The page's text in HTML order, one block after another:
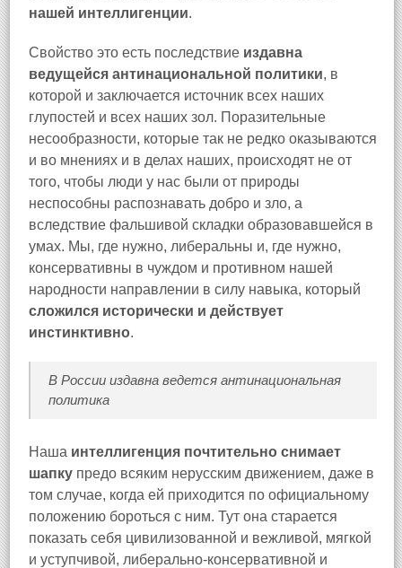
нашей интеллигенции.
Свойство это есть последствие издавна
ведущейся антинациональной политики, в
которой и заключается источник всех наших
глупостей и всех наших зол. Поразительные
несообразности, которые так не редко оказываются
и во мнениях и в делах наших, происходят не от
того, чтобы люди у нас были от природы
неспособны распознавать добро и зло, а
вследствие фальшивой складки образовавшейся в
умах. Мы, где нужно, либеральны и, где нужно,
консервативны в чуждом и противном нашей
народности направлении в силу навыка, который
сложился исторически и действует
инстинктивно.
В России издавна ведется антинациональная
политика
Наша интеллигенция почтительно снимает
шапку предо всяким нерусским движением, даже в
том случае, когда ей приходится по официальному
положению бороться с ним. Тут она старается
показать себя цивилизованной и вежливой, мягкой
и уступчивой, либерально-консервативной и